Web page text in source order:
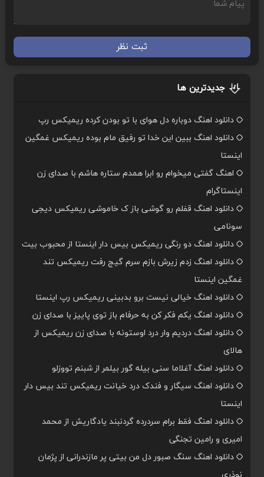
ثبت نظر
جدیدترین ها
دانلود اهنگ دوباره دل هوای با تو بودن کرده ریمیکس رپ
دانلود اهنگ ببین این خدا تو رفیق مام بوده ریمیکس غمگین
اینستا
اهنگ گفتی میخوام رو ابرا همدم ستاره هاشم با صدای زن
اینستاگرام
دانلود اهنگ قفلم رو گوشی باز ک خاموشی ریمیکس دیجی
سونامی
دانلود اهنگ دو رنگی ریمیکس بیس دار اینستا از محبوب بیت
دانلود اهنگ زدم زیرش بازم سرم گیج رفت ریمیکس تند
غمگین اینستا
دانلود اهنگ خیالی نیست برو بدبینی ریمیکس رپ اینستا
دانلود اهنگ یکم فکر کن به حرفام باز توی پاییز با صدای زن
دانلود اهنگ دردیم وار درد اوستونه با صدای زن ریمیکس از
هالای
دانلود اهنگ آغلاما سنی بیله گور بیلمر از شبنم تووزلو
دانلود اهنگ سیگار و فندک درد خیانت ریمیکس تند بیس دار
اینستا
دانلود اهنگ فقط برام سردرده گردنبند یادگاریش از محمد
امیری و رامین تجنگی
دانلود اهنگ سنگ صبور دل من بیتی پر مازندرانی از پژمان
نوذری